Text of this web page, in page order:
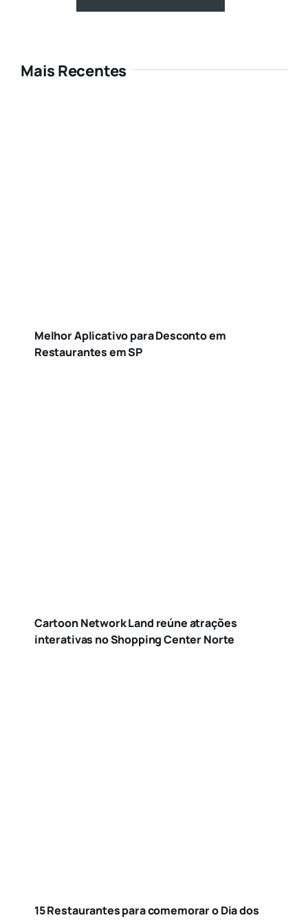
Mais Recentes
Melhor Aplicativo para Desconto em
Restaurantes em SP
Cartoon Network Land reúne atrações
interativas no Shopping Center Norte
15 Restaurantes para comemorar o Dia dos